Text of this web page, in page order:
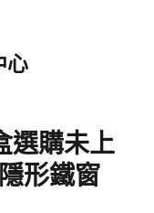
心
選購未上
形鐵窗